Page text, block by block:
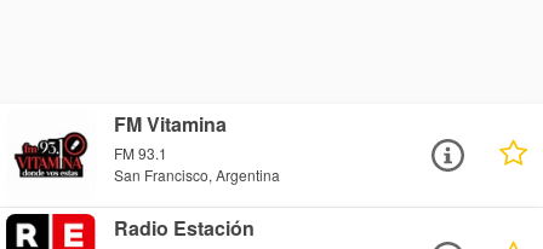
FM Vitamina
FM 93.1
San Francisco, Argentina
Radio Estación